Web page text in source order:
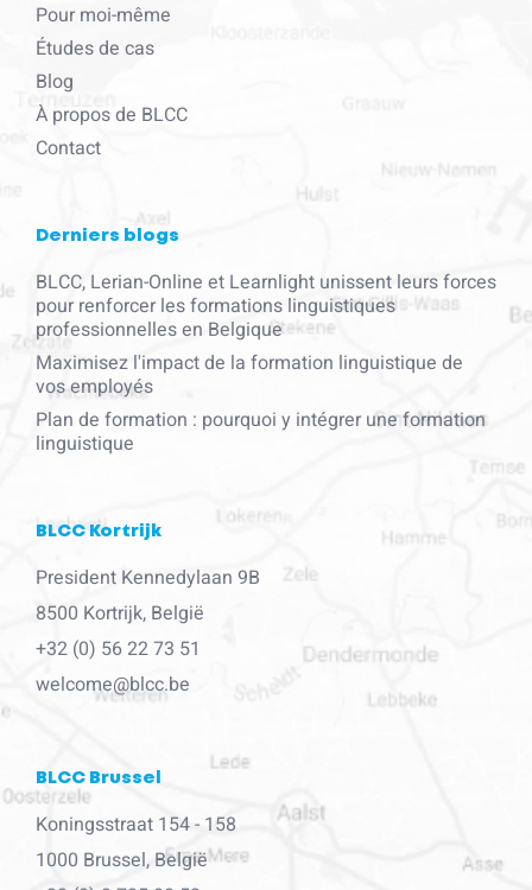
Pour moi-même
Études de cas
Blog
À propos de BLCC
Contact
Derniers blogs
BLCC, Lerian-Online et Learnlight unissent leurs forces
pour renforcer les formations linguistiques
professionnelles en Belgique
Maximisez l'impact de la formation linguistique de
vos employés
Plan de formation : pourquoi y intégrer une formation
linguistique
BLCC Kortrijk
President Kennedylaan 9B
8500 Kortrijk, België
+32 (0) 56 22 73 51
welcome@blcc.be
BLCC Brussel
Koningsstraat 154 - 158
1000 Brussel, België